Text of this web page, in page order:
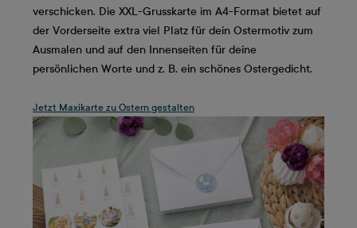
verschicken. Die XXL-Grusskarte im A4-Format bietet auf
der Vorderseite extra viel Platz für dein Ostermotiv zum
Ausmalen und auf den Innenseiten für deine
persönlichen Worte und z. B. ein schönes Ostergedicht.
Jetzt Maxikarte zu Ostern gestalten